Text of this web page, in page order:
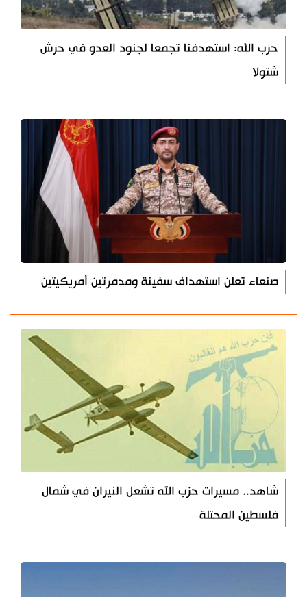
حزب الله: استهدفنا تجمعا لجنود العدو في حرش
شتولا
صنعاء تعلن استهداف سفينة ومدمرتين أمريكيتين
شاهد.. مسيرات حزب الله تشعل النيران في شمال
فلسطين المحتلة